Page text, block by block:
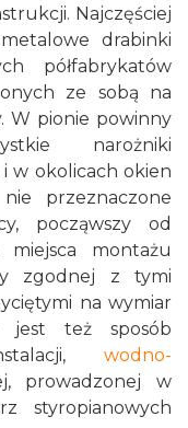
Najczęściej
drabinki
półfabrykatów
ze sobą na
W pionie powinny
narożniki
w okolicach okien
przeznaczone
począwszy od
miejsca montażu
zgodnej z tymi
na wymiar
jest też sposób
wodno-
prowadzonej w
styropianowych